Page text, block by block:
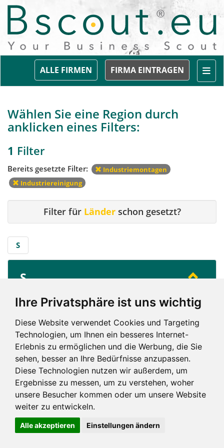
Ihre Privatsphäre ist uns wichtig
Diese Website verwendet Cookies und Targeting
Technologien, um Ihnen ein besseres Internet-
Erlebnis zu ermöglichen und die Werbung, die Sie
sehen, besser an Ihre Bedürfnisse anzupassen.
Diese Technologien nutzen wir außerdem, um
Ergebnisse zu messen, um zu verstehen, woher
unsere Besucher kommen oder um unsere Website
weiter zu entwickeln.
Alle akzeptieren Einstellungen ändern
FIRMA EINTRAGEN
ALLE FIRMEN
Wählen Sie eine Region durch
anklicken eines Filters:
1 Filter
Bereits gesetzte Filter:
Industriemontagen
Industriereinigung
Filter für Länderschon gesetzt?
S
S...
S
Impressum und mehr